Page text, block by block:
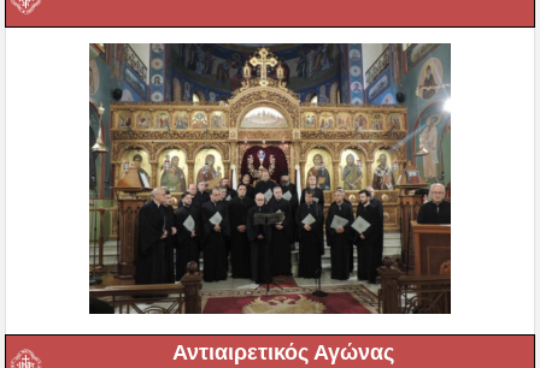
Αντιαιρετικός Αγώνας